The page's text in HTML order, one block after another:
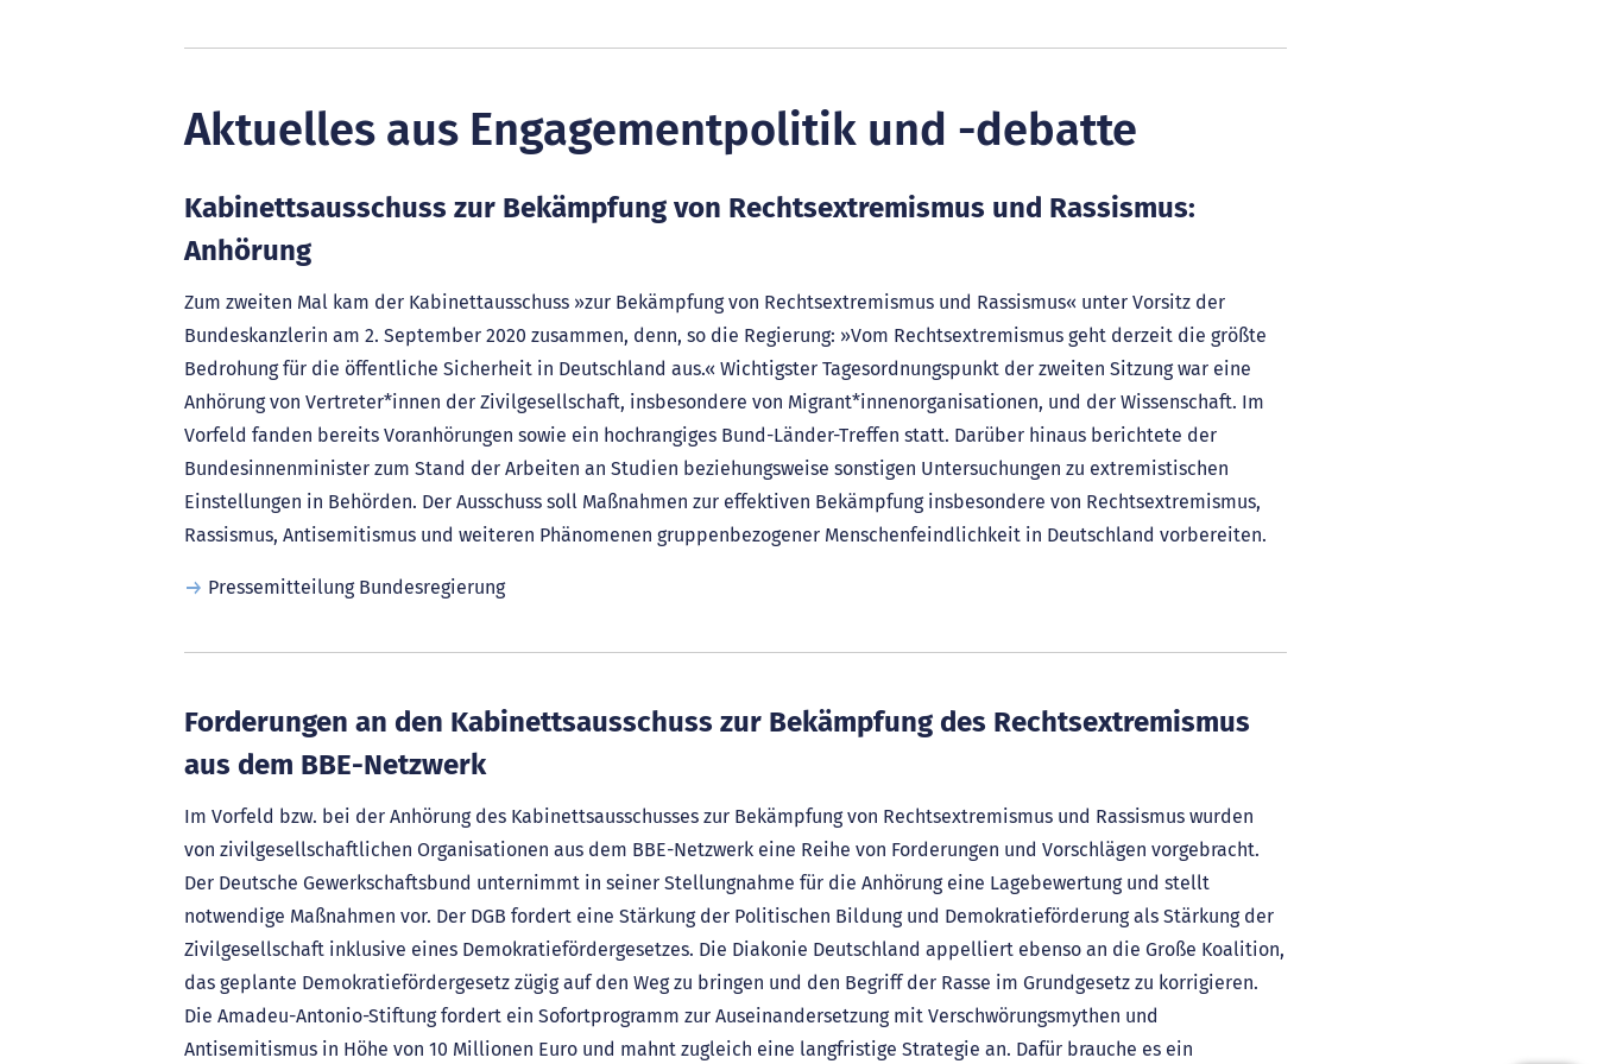
Aktuelles aus Engagementpolitik und -debatte
Kabinettsausschuss zur Bekämpfung von Rechtsextremismus und Rassismus:
Anhörung
Zum zweiten Mal kam der Kabinettausschuss »zur Bekämpfung von Rechtsextremismus und Rassismus« unter Vorsitz der
Bundeskanzlerin am 2. September 2020 zusammen, denn, so die Regierung: »Vom Rechtsextremismus geht derzeit die größte
Bedrohung für die öffentliche Sicherheit in Deutschland aus.« Wichtigster Tagesordnungspunkt der zweiten Sitzung war eine
Anhörung von Vertreter*innen der Zivilgesellschaft, insbesondere von Migrant*innenorganisationen, und der Wissenschaft. Im
Vorfeld fanden bereits Voranhörungen sowie ein hochrangiges Bund-Länder-Treffen statt. Darüber hinaus berichtete der
Bundesinnenminister zum Stand der Arbeiten an Studien beziehungsweise sonstigen Untersuchungen zu extremistischen
Einstellungen in Behörden. Der Ausschuss soll Maßnahmen zur effektiven Bekämpfung insbesondere von Rechtsextremismus,
Rassismus, Antisemitismus und weiteren Phänomenen gruppenbezogener Menschenfeindlichkeit in Deutschland vorbereiten.
Pressemitteilung Bundesregierung
Forderungen an den Kabinettsausschuss zur Bekämpfung des Rechtsextremismus
aus dem BBE-Netzwerk
Im Vorfeld bzw. bei der Anhörung des Kabinettsausschusses zur Bekämpfung von Rechtsextremismus und Rassismus wurden
von zivilgesellschaftlichen Organisationen aus dem BBE-Netzwerk eine Reihe von Forderungen und Vorschlägen vorgebracht.
Der Deutsche Gewerkschaftsbund unternimmt in seiner Stellungnahme für die Anhörung eine Lagebewertung und stellt
notwendige Maßnahmen vor. Der DGB fordert eine Stärkung der Politischen Bildung und Demokratieförderung als Stärkung der
Zivilgesellschaft inklusive eines Demokratiefördergesetzes. Die Diakonie Deutschland appelliert ebenso an die Große Koalition,
das geplante Demokratiefördergesetz zügig auf den Weg zu bringen und den Begriff der Rasse im Grundgesetz zu korrigieren.
Die Amadeu-Antonio-Stiftung fordert ein Sofortprogramm zur Auseinandersetzung mit Verschwörungsmythen und
Antisemitismus in Höhe von 10 Millionen Euro und mahnt zugleich eine langfristige Strategie an. Dafür brauche es ein